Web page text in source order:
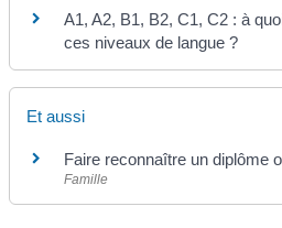
A1, A2, B1, B2, C1, C2 : à
ces niveaux de langue ?
Et aussi
Faire reconnaître un diplôme
Famille